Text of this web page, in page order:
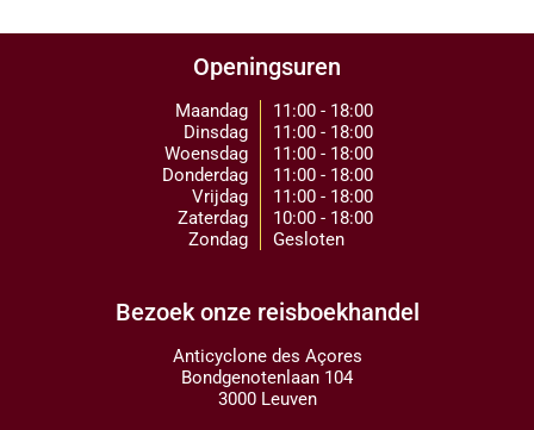
Openingsuren
Maandag
Dinsdag
Woensdag
Donderdag
Vrijdag
Zaterdag
Zondag
11:00 - 18:00
11:00 - 18:00
11:00 - 18:00
11:00 - 18:00
11:00 - 18:00
10:00 - 18:00
Gesloten
Bezoek onze reisboekhandel
Anticyclone des Açores
Bondgenotenlaan 104
3000 Leuven